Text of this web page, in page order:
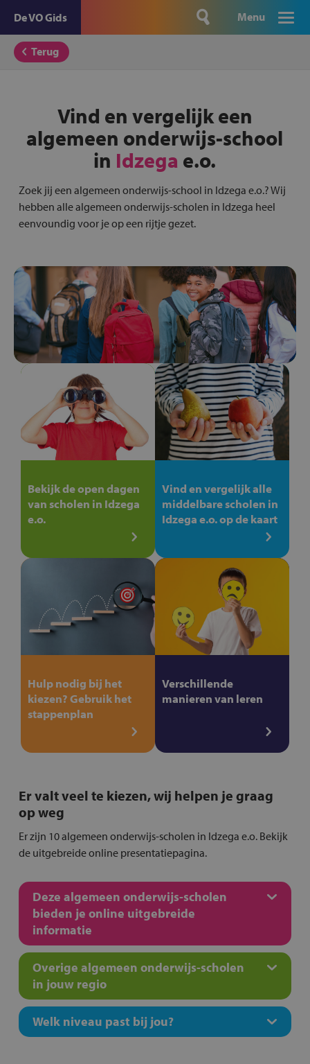
De VO Gids Menu
Terug
Vind en vergelijk een
algemeen onderwijs-school
in Idzega e.o.
Zoek jij een algemeen onderwijs-school in Idzega e.o.? Wij
hebben alle algemeen onderwijs-scholen in Idzega heel
eenvoundig voor je op een rijtje gezet.
Bekijk de open dagen
van scholen in Idzega
e.o.
Vind en vergelijk alle
middelbare scholen in
Idzega e.o. op de kaart
Hulp nodig bij het
kiezen? Gebruik het
stappenplan
Verschillende
manieren van leren
Er valt veel te kiezen, wij helpen je graag
op weg
Er zijn 10 algemeen onderwijs-scholen in Idzega e.o. Bekijk
de uitgebreide online presentatiepagina.
Deze algemeen onderwijs-scholen
bieden je online uitgebreide
informatie
Overige algemeen onderwijs-scholen
in jouw regio
Welk niveau past bij jou?